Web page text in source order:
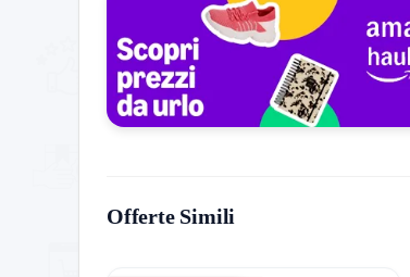
Funzionalità AI: Galaxy AI
📱Consigli pratici per l’acquisto:
estesa di 3 anni consente maggiore
Offerte Simili